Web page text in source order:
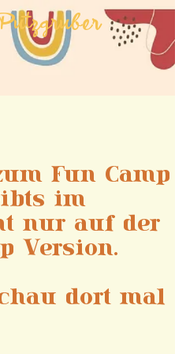
Fun Camp
im
nur auf der
Version.
dort mal